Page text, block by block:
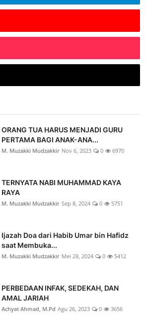
ORANG TUA HARUS MENJADI GURU
PERTAMA BAGI ANAK-ANA...
M. Muzakki Mudzakkir Nov 6, 2023 0 6970
TERNYATA NABI MUHAMMAD KAYA
RAYA
M. Muzakki Mudzakkir Sep 8, 2024 0 5751
Ijazah Doa dari Habib Umar bin Hafidz
saat Membuka...
M. Muzakki Mudzakkir Mei 28, 2024 0 5412
PERBEDAAN INFAK, SEDEKAH, DAN
AMAL JARIAH
Achyat Ahmad, M.Pd Agu 26, 2023 0 3656